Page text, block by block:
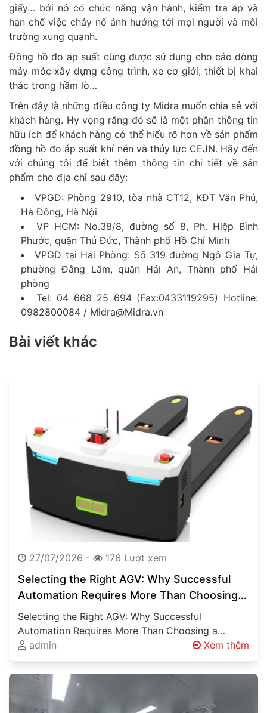
giấy… bởi nó có chức năng vận hành, kiểm tra áp và
hạn chế việc cháy nổ ảnh hưởng tới mọi người và môi
trường xung quanh.
Đồng hồ đo áp suất cũng được sử dụng cho các dòng
máy móc xây dựng công trình, xe cơ giới, thiết bị khai
thác trong hầm lò…
Trên đây là những điều công ty Midra muốn chia sẻ với
khách hàng. Hy vọng rằng đó sẽ là một phần thông tin
hữu ích để khách hàng có thể hiểu rõ hơn về sản phẩm
đồng hồ đo áp suất khí nén và thủy lực CEJN. Hãy đến
với chúng tôi để biết thêm thông tin chi tiết về sản
phẩm cho địa chỉ sau đây:
VPGD: Phòng 2910, tòa nhà CT12, KĐT Văn Phú,
Hà Đông, Hà Nội
VP HCM: No.38/8, đường số 8, Ph. Hiệp Bình
Phước, quận Thủ Đức, Thành phố Hồ Chí Minh
VPGD tại Hải Phòng: Số 319 đường Ngô Gia Tự,
phường Đằng Lâm, quận Hải An, Thành phố Hải
phòng
Tel: 04 668 25 694 (Fax:0433119295) Hotline:
0982800084 / Midra@Midra.vn
Bài viết khác
27/07/2026 - 176 Lượt xem
Selecting the Right AGV: Why Successful
Automation Requires More Than Choosing a
Vehicle
Selecting the Right AGV: Why Successful
Automation Requires More Than Choosing a
Vehicle Automated Guided Vehicles (AGVs),
Autonomous Mobile Robots…
admin Xem thêm